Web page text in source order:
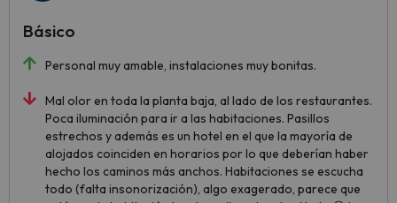
Personal muy amable, instalaciones muy bonitas.
Mal olor en toda la planta baja, al lado de los restaurantes.
Poca iluminación para ir a las habitaciones. Pasillos
estrechos y además es un hotel en el que la mayoría de
alojados coinciden en horarios por lo que deberían haber
hecho los caminos más anchos. Habitaciones se escucha
todo (falta insonorización), algo exagerado, parece que
Básico